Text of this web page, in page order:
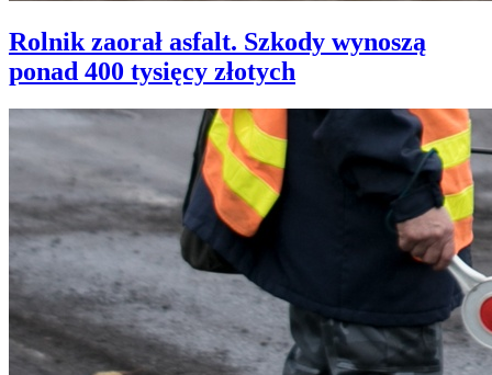
Rolnik zaorał asfalt. Szkody wynoszą
ponad 400 tysięcy złotych